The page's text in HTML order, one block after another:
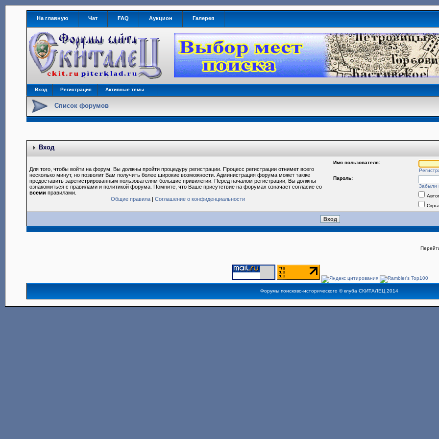
На главную Чат FAQ Аукцион Галерея
Вход Регистрация Активные темы
Список форумов
Вход
Для того, чтобы войти на форум, Вы должны пройти процедуру регистрации. Процесс регистрации отнимет всего
несколько минут, но позволит Вам получить более широкие возможности. Администрация форума может также
предоставить зарегистрированным пользователям большие привилегии. Перед началом регистрации, Вы должны
ознакомиться с правилами и политикой форума. Помните, что Ваше присутствие на форумах означает согласие со
всеми правилами.
Общие правила |Соглашение о конфиденциальности
Имя пользователя:
Пароль:
Забыли
Форумы поисково-исторического ©клуба СКИТАЛЕЦ2014